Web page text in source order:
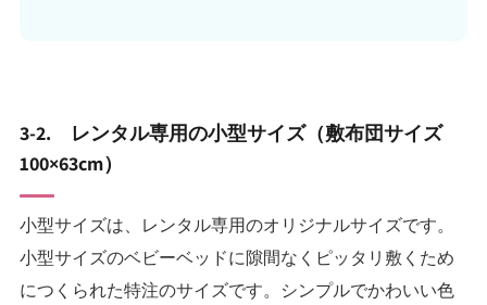
3-2. レンタル専用の小型サイズ（敷布団サイズ
100×63cm）
小型サイズは、レンタル専用のオリジナルサイズです。
小型サイズのベビーベッドに隙間なくピッタリ敷くため
につくられた特注のサイズです。シンプルでかわいい色